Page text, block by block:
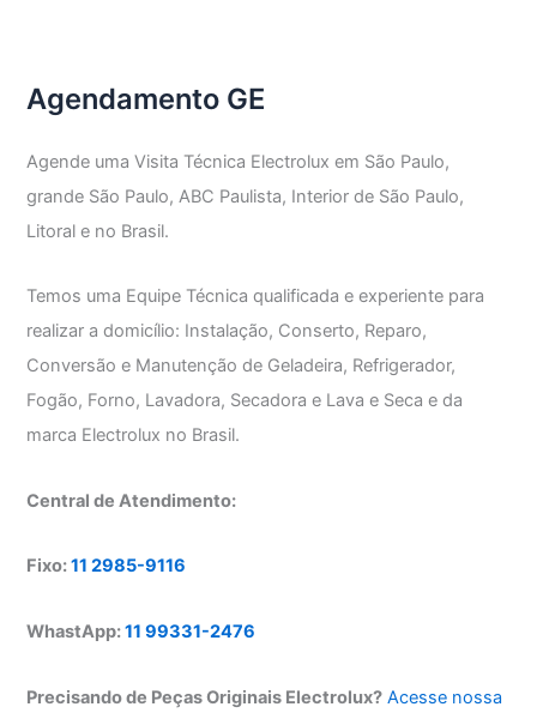
Agendamento GE
Agende uma Visita Técnica Electrolux em São Paulo,
grande São Paulo, ABC Paulista, Interior de São Paulo,
Litoral e no Brasil.
Temos uma Equipe Técnica qualificada e experiente para
realizar a domicílio: Instalação, Conserto, Reparo,
Conversão e Manutenção de Geladeira, Refrigerador,
Fogão, Forno, Lavadora, Secadora e Lava e Seca e da
marca Electrolux no Brasil.
Central de Atendimento:
Fixo:11 2985-9116
WhastApp:11 99331-2476
Precisando de Peças Originais Electrolux? Acesse nossa